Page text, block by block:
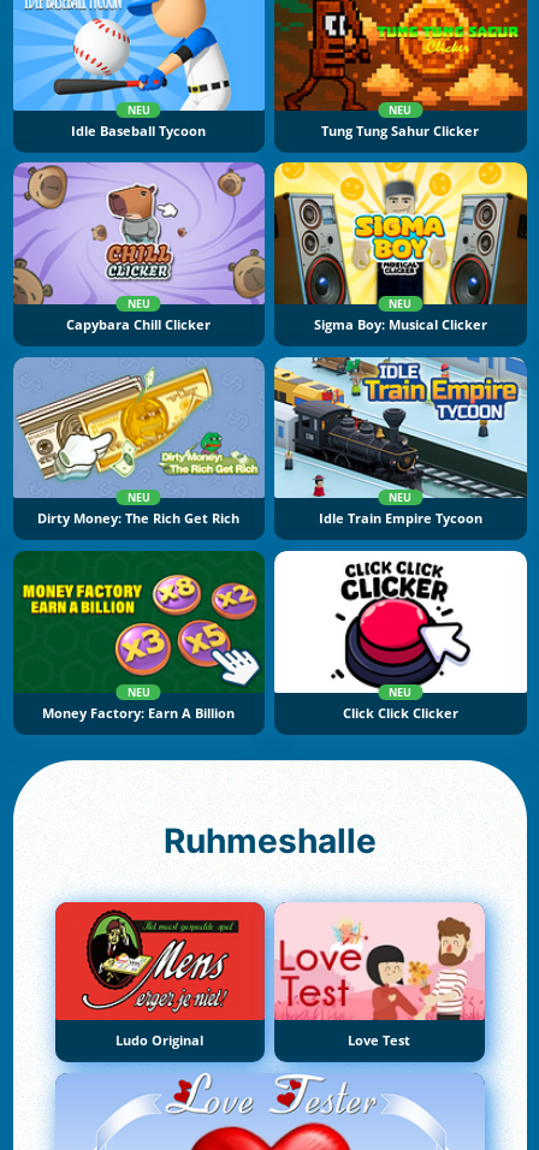
NEU
Idle Baseball Tycoon
NEU
Tung Tung Sahur Clicker
NEU
Capybara Chill Clicker
NEU
Sigma Boy: Musical Clicker
NEU
Dirty Money: The Rich Get Rich
NEU
Idle Train Empire Tycoon
NEU
Money Factory: Earn A Billion
NEU
Click Click Clicker
Ruhmeshalle
Ludo Original Love Test